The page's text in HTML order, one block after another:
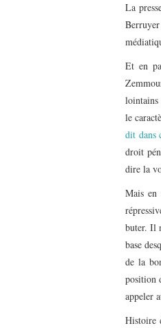
La
Et en
lointains
le
dit dans
droit
dire la
Mais en
buter. Il
base
de la
position
appeler
Histoire